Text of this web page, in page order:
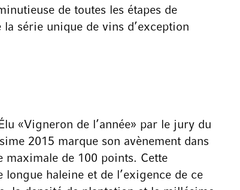
de toutes les étapes de
série unique de vins d’exception
«Vigneron de l’année» par le jury du
2015 marque son avènement dans
maximale de 100 points. Cette
haleine et de l’exigence de ce